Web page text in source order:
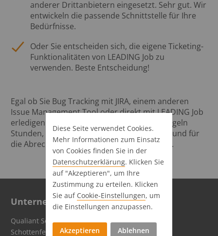
anderer Drittanbietern eingesetzt. Sehr gut. Wir
entwickeln die passende Schnittstelle für Ihre
Bedürfnisse.
Oder Sie entscheiden sich, die eigene Ticketing-
Funktionalitäten von LEADING Job zu
verwenden. Beste Entscheidung!
Egal ob Sie Bug Tracking mit JIRA, einem anderen
Issue Management Tool oder direkt mit LEADING Job
erledigen: Sie entscheiden, nach welchen Regeln
Stunden, Projekte und Leistungen verbucht und für
die Abrechnung vorbereitet werden können.
Unternehmen
Qualiant Software GmbH
Schottenfeldgasse 59
Diese Seite verwendet Cookies.
Mehr Informationen zum Einsatz
von Cookies finden Sie in der
Datenschutz­erklärung. Klicken Sie
auf "Akzeptieren", um Ihre
Zustimmung zu erteilen. Klicken
Sie auf Cookie-Einstellungen, um
die Einstellungen anzupassen.
Akzeptieren Ablehnen